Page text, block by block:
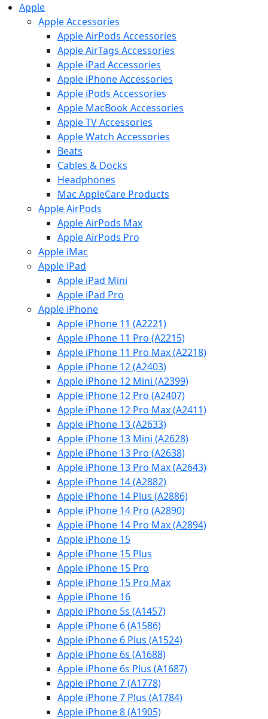
Apple
Apple Accessories
Apple AirPods Accessories
Apple AirTags Accessories
Apple iPad Accessories
Apple iPhone Accessories
Apple iPods Accessories
Apple MacBook Accessories
Apple TV Accessories
Apple Watch Accessories
Beats
Cables & Docks
Headphones
Mac AppleCare Products
Apple AirPods
Apple AirPods Max
Apple AirPods Pro
Apple iMac
Apple iPad
Apple iPad Mini
Apple iPad Pro
Apple iPhone
Apple iPhone 11 (A2221)
Apple iPhone 11 Pro (A2215)
Apple iPhone 11 Pro Max (A2218)
Apple iPhone 12 (A2403)
Apple iPhone 12 Mini (A2399)
Apple iPhone 12 Pro (A2407)
Apple iPhone 12 Pro Max (A2411)
Apple iPhone 13 (A2633)
Apple iPhone 13 Mini (A2628)
Apple iPhone 13 Pro (A2638)
Apple iPhone 13 Pro Max (A2643)
Apple iPhone 14 (A2882)
Apple iPhone 14 Plus (A2886)
Apple iPhone 14 Pro (A2890)
Apple iPhone 14 Pro Max (A2894)
Apple iPhone 15
Apple iPhone 15 Plus
Apple iPhone 15 Pro
Apple iPhone 15 Pro Max
Apple iPhone 16
Apple iPhone 5s (A1457)
Apple iPhone 6 (A1586)
Apple iPhone 6 Plus (A1524)
Apple iPhone 6s (A1688)
Apple iPhone 6s Plus (A1687)
Apple iPhone 7 (A1778)
Apple iPhone 7 Plus (A1784)
Apple iPhone 8 (A1905)